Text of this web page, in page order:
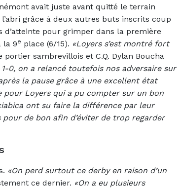
avait juste avant quitté le terrain
grâce à deux autres buts inscrits coup
pour grimper dans la première
la 9e place (6/15). «Loyers s’est montré fort
portier sambrevillois et C.Q. Dylan Boucha
1-0, on a relancé toutefois nos adversaire sur
la pause grâce à une excellent état
pour Loyers qui a pu compter sur un bon
ont su faire la différence par leur
de bon afin d’éviter de trop regarder
«On perd surtout ce derby en raison d’un
ce dernier. «On a eu plusieurs